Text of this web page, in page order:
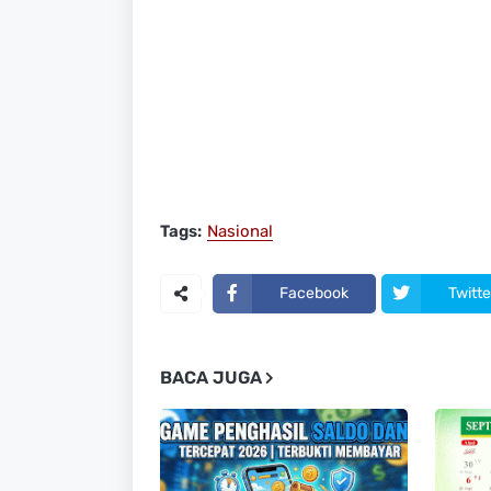
Tags: Nasional
Facebook
BACA JUGA